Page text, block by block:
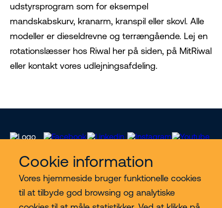
Cookie information
Vores hjemmeside bruger funktionelle cookies
til at tilbyde god browsing og analytiske
udstyrsprogram som for eksempel
mandskabskurv, kranarm, kranspil eller skovl. Alle
modeller er dieseldrevne og terrængående. Lej en
rotationslæsser hos Riwal her på siden, på MitRiwal
eller kontakt vores udlejningsafdeling.
Vores services